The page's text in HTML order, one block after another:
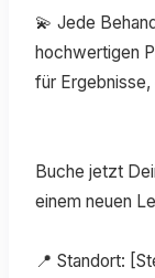
💫 Jede
hochwertigen
für
Buche jetzt
einem neuen
📍 Standort: